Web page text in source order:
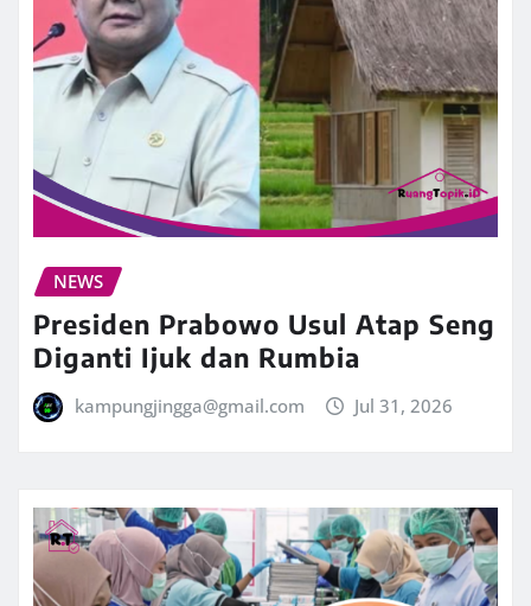
NEWS
Presiden Prabowo Usul Atap Seng
Diganti Ijuk dan Rumbia
kampungjingga@gmail.com Jul 31, 2026